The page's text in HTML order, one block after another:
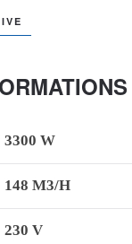
3300 W
148 M3/h
230 V